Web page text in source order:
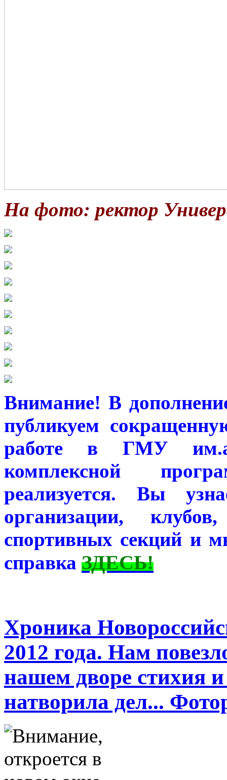
На фото: ректор
Внимание! В
публикуем
работе в ГМУ
комплексной
реализуется. Вы
организации,
спортивных секций и
справка ЗДЕСЬ!
Хроника
2012 года. Нам
нашем дворе стихия
натворила дел...